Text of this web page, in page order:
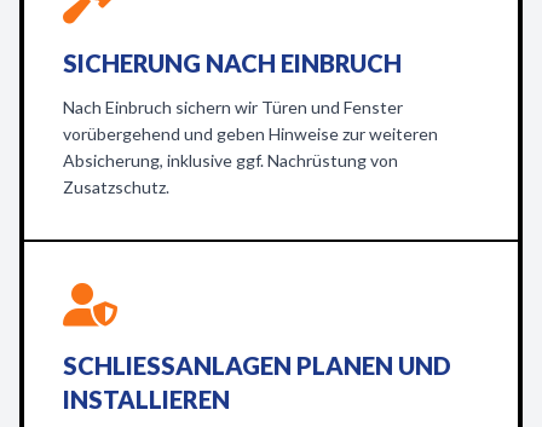
SICHERUNG NACH EINBRUCH
Nach Einbruch sichern wir Türen und Fenster
vorübergehend und geben Hinweise zur weiteren
Absicherung, inklusive ggf. Nachrüstung von
Zusatzschutz.
SCHLIESSANLAGEN PLANEN UND I
NSTALLIEREN